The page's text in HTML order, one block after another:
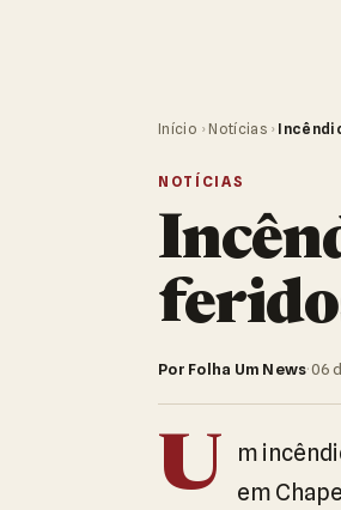
Início › Notícias ›
NOTÍCIAS
Por Folha Um News·06
U
m
em